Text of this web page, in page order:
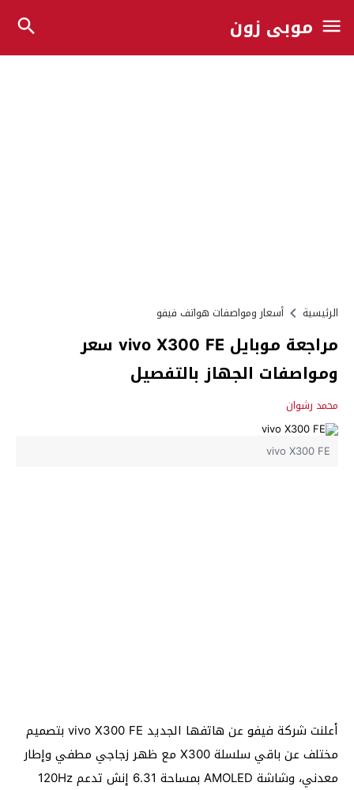
موبي زون
الرئيسية أسعار ومواصفات هواتف فيفو
مراجعة موبايل vivo X300 FE سعر
ومواصفات الجهاز بالتفصيل
محمد رشوان
vivo X300 FE
أعلنت شركة فيفو عن هاتفها الجديد vivo X300 FE بتصميم
مختلف عن باقي سلسلة X300 مع ظهر زجاجي مطفي وإطار
معدني، وشاشة AMOLED بمساحة 6.31 إنش تدعم 120Hz